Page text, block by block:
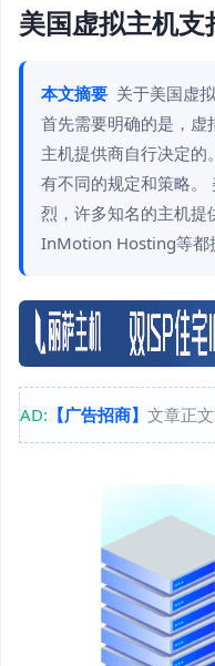
美国虚拟主机
本文摘要 关于美国虚
首先需要明确的是，虚
主机提供商自行决定的
有不同的规定和策略。
烈，许多知名的主机提
InMotion Hosting等都
AD: 【广告招商】 文章正